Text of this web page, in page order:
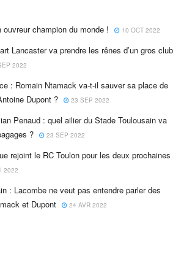
ouvreur champion du monde ! 10 OCT 2022
Lancaster va prendre les rênes d’un gros club
2022
: Romain Ntamack va-t-il sauver sa place de
Dupont ?
23 SEP 2022
Penaud : quel ailier du Stade Toulousain va
?
23 SEP 2022
rejoint le RC Toulon pour les deux prochaines
2022
: Lacombe ne veut pas entendre parler des
et Dupont
24 AVR 2022